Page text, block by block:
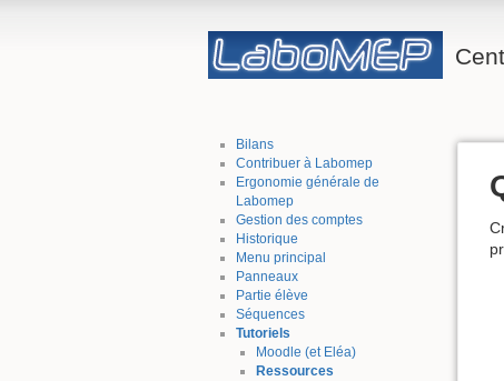
Bilans
Contribuer à Labomep
Ergonomie générale de
Labomep
Gestion des comptes
Historique
Menu principal
Panneaux
Partie élève
Séquences
Tutoriels
Moodle (et Eléa)
Ressources